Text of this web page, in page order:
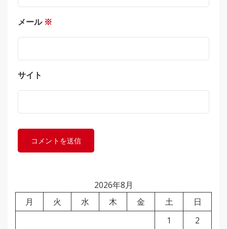
メール ※
サイト
2026年8月
月
火 水 木 金 土
日
1
2